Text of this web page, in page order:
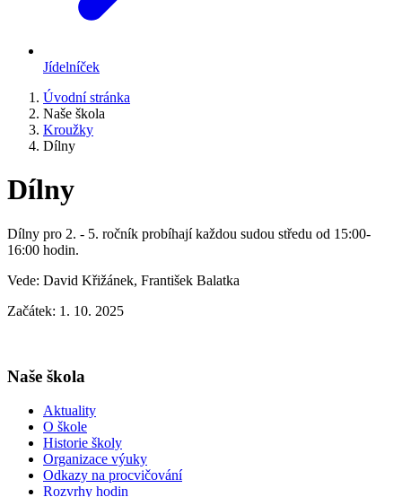
Jídelníček
Úvodní stránka
Naše škola
Kroužky
Dílny
Dílny
Dílny pro 2. - 5. ročník probíhají každou sudou středu od 15:00-
16:00 hodin.
Vede: David Křižánek, František Balatka
Začátek: 1. 10. 2025
Naše škola
Aktuality
O škole
Historie školy
Organizace výuky
Odkazy na procvičování
Rozvrhy hodin